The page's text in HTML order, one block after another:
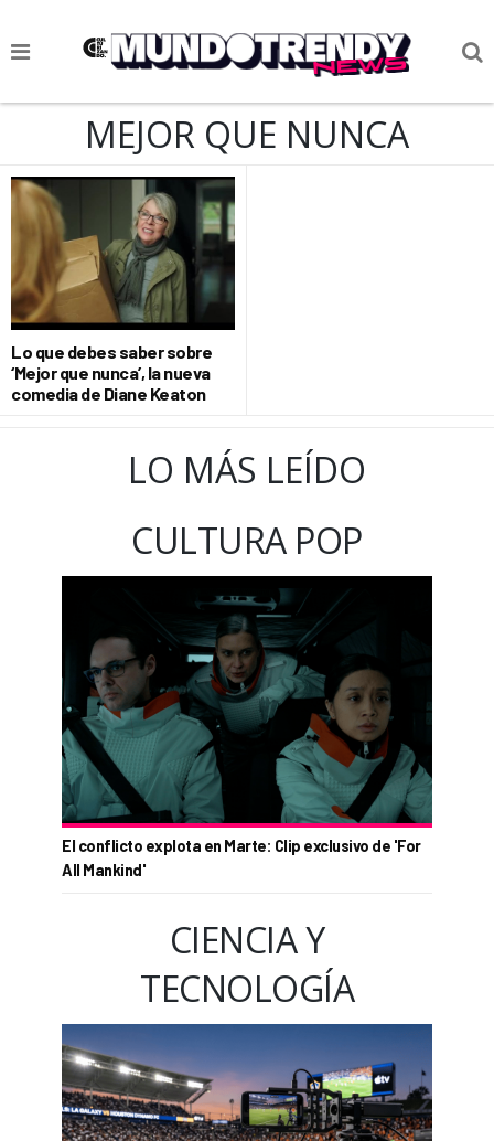
NOTICIAS
CULTURA POP
CIENCIA Y TECNOLOGÍA
SOCIEDAD
CULTURIZANDO.COM
MEJOR QUE NUNCA
Lo que debes saber sobre
‘Mejor que nunca’, la nueva
comedia de Diane Keaton
LO MÁS LEÍDO
CULTURA POP
El conflicto explota en Marte: Clip exclusivo de 'For
All Mankind'
CIENCIA Y
TECNOLOGÍA